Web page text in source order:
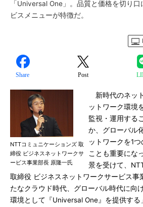
「Universal One」。品質と価格を切り
ビスメニューが特徴だ。
Share Post
NTTコミュニケーションズ 取
締役 ビジネスネットワークサ
ービス事業部長 原隆一氏
新時代のネッ
ットワーク環境
監視・運用する
か、グローバル
ットワークを1
ことも重要にな
景を受けて、
取締役 ビジネスネットワークサービス事
たなクラウド時代、グローバル時代に向
環境として『Universal One』を提供する